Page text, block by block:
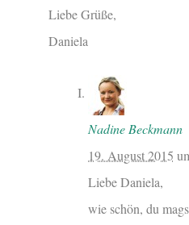
Liebe Grüße,
Daniela
Nadine Beckmann
19. August 2015
Liebe Daniela,
wie schön, du